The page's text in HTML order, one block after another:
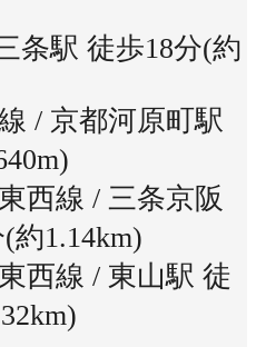
条駅 徒歩18分(約
/ 京都河原町駅
西線 / 三条京阪
約1.14km)
西線 / 東山駅 徒